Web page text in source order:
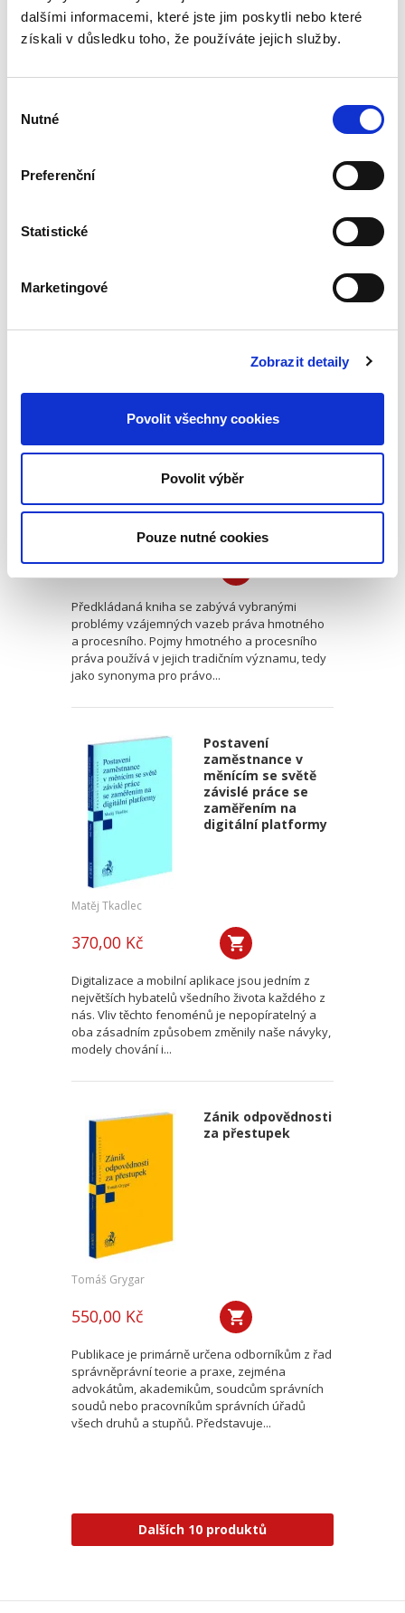
dalšími informacemi, které jste jim poskytli nebo které
získali v důsledku toho, že používáte jejich služby.
souhlasu
Nutné
Preferenční
Statistické
Marketingové
Zobrazit detaily
Povolit všechny cookies
Povolit výběr
Pouze nutné cookies
preventivní
restrukturalizace
Zákon o preventivní restrukturalizaci, který
životaschopných podniků. Zatímco mnoho
Právo hmotné a
Materielles Recht
am Scheideweg
Bohumil Dvořák, ,David Elischer
590,00 Kč
Předkládaná kniha se zabývá vybranými
problémy vzájemných vazeb práva hmotného
a procesního. Pojmy hmotného a procesního
práva používá v jejich tradičním významu, tedy
jako synonyma pro právo...
Postavení
zaměstnance v
měnícím se světě
závislé práce se
zaměřením na
digitální platformy
Matěj Tkadlec
370,00 Kč
Digitalizace a mobilní aplikace jsou jedním z
největších hybatelů všedního života každého z
nás. Vliv těchto fenoménů je nepopíratelný a
oba zásadním způsobem změnily naše návyky,
modely chování i...
Zánik odpovědnosti
za přestupek
Tomáš Grygar
550,00 Kč
Publikace je primárně určena odborníkům z řad
správněprávní teorie a praxe, zejména
advokátům, akademikům, soudcům správních
soudů nebo pracovníkům správních úřadů
všech druhů a stupňů. Představuje...
Dalších 10 produktů